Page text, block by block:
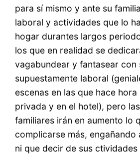
para sí mismo y ante su
laboral y actividades que lo
hogar durantes largos
los que en realidad se
vagabundear y fantasear con
supuestamente laboral
escenas en las que hace
privada y en el hotel), pero
familiares irán en aumento lo
complicarse más, engañando
ni que decir de sus